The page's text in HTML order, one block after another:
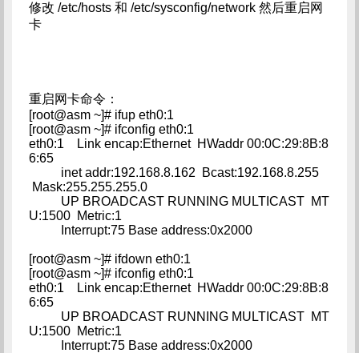
修改 /etc/hosts 和 /etc/sysconfig/network 然后重启网
卡
重启网卡命令：
[root@asm ~]# ifup eth0:1
[root@asm ~]# ifconfig eth0:1
eth0:1 Link encap:Ethernet HWaddr 00:0C:29:8B:8
6:65
inet addr:192.168.8.162 Bcast:192.168.8.255
Mask:255.255.255.0
UP BROADCAST RUNNING MULTICAST MT
U:1500 Metric:1
Interrupt:75 Base address:0x2000
[root@asm ~]# ifdown eth0:1
[root@asm ~]# ifconfig eth0:1
eth0:1 Link encap:Ethernet HWaddr 00:0C:29:8B:8
6:65
UP BROADCAST RUNNING MULTICAST MT
U:1500 Metric:1
Interrupt:75 Base address:0x2000